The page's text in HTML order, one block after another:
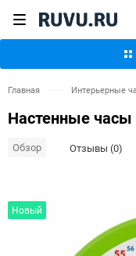
Главная Интерьерные
Настенные
Обзор Отзывы (0)
Новый